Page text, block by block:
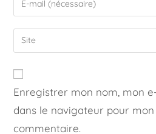
Enregistrer mon nom, mon
dans le navigateur pour
commentaire.